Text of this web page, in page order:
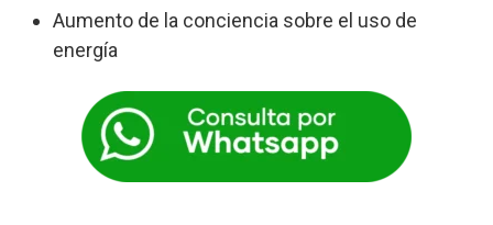
Aumento de la conciencia sobre el uso de
energía